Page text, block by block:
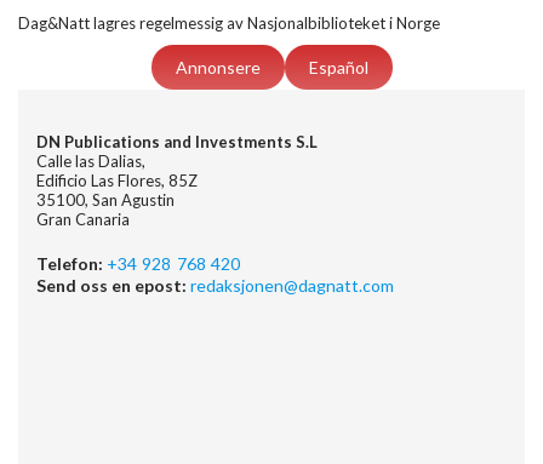
Dag&Natt lagres regelmessig av Nasjonalbiblioteket i Norge
Annonsere Español
DN Publications and Investments S.L
Calle las Dalias,
Edificio Las Flores, 85Z
35100, San Agustin
Gran Canaria
Telefon: +34 928 768 420
Send oss en epost: redaksjonen@dagnatt.com